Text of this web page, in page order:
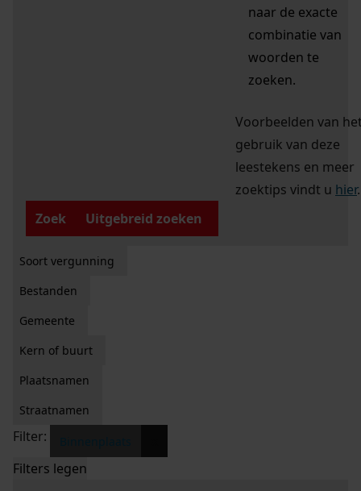
naar de exacte
combinatie van
woorden te
zoeken.
Voorbeelden van
gebruik van deze
leestekens en meer
zoektips vindt u hier.
Zoek
Uitgebreid zoeken
Soort vergunning
Bestanden
Gemeente
Kern of buurt
Plaatsnamen
Straatnamen
Filter:
Filters legen